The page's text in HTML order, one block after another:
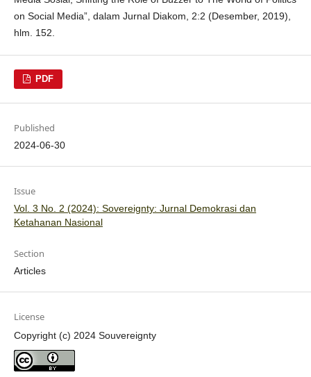
on Social Media”, dalam Jurnal Diakom, 2:2 (Desember, 2019),
hlm. 152.
PDF
Published
2024-06-30
Issue
Vol. 3 No. 2 (2024): Sovereignty: Jurnal Demokrasi dan
Ketahanan Nasional
Section
Articles
License
Copyright (c) 2024 Souvereignty